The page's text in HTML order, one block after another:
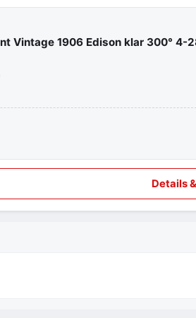
Vintage 1906 Edison klar 300°
Details